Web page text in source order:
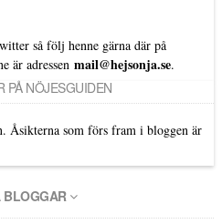
så följ henne gärna där på
är adressen mail@hejsonja.se.
PÅ NÖJESGUIDEN
Åsikterna som förs fram i bloggen är
BLOGGAR